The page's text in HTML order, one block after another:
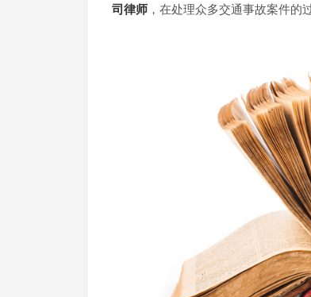
司律师，在处理众多交通事故案件的